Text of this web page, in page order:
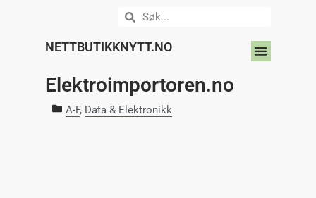
NETTBUTIKKNYTT.NO
Elektroimportoren.no
A-F, Data & Elektronikk